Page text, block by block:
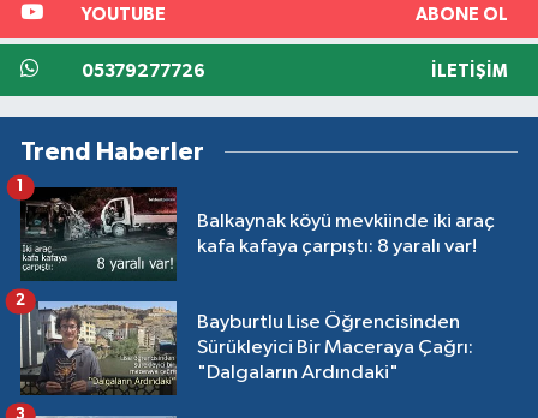
YOUTUBE ABONE OL
05379277726 İLETIŞIM
Trend Haberler
Balkaynak köyü mevkiinde iki araç
kafa kafaya çarpıştı: 8 yaralı var!
1
Bayburtlu Lise Öğrencisinden
Sürükleyici Bir Maceraya Çağrı:
"Dalgaların Ardındaki"
2
3